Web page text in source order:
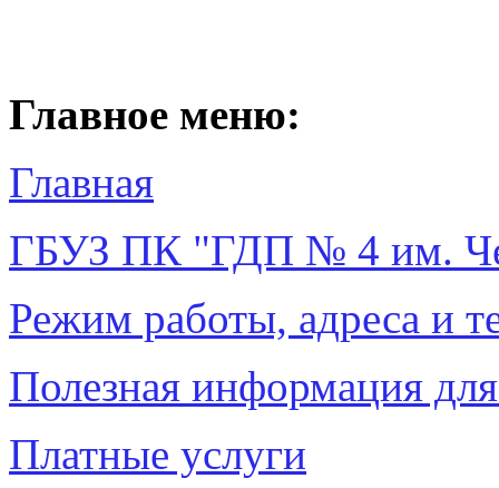
Главное меню:
Главная
ГБУЗ ПК "ГДП № 4 им.
Режим работы, адреса и
Полезная информация
Платные услуги